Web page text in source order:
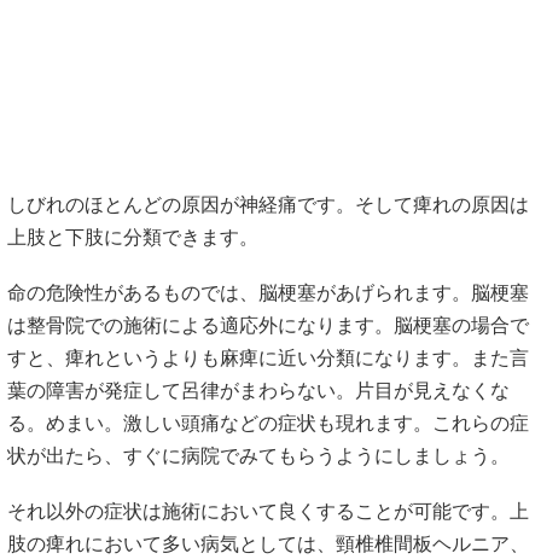
しびれのほとんどの原因が神経痛です。そして痺れの原因は
上肢と下肢に分類できます。
命の危険性があるものでは、脳梗塞があげられます。脳梗塞
は整骨院での施術による適応外になります。脳梗塞の場合で
すと、痺れというよりも麻痺に近い分類になります。また言
葉の障害が発症して呂律がまわらない。片目が見えなくな
る。めまい。激しい頭痛などの症状も現れます。これらの症
状が出たら、すぐに病院でみてもらうようにしましょう。
それ以外の症状は施術において良くすることが可能です。上
肢の痺れにおいて多い病気としては、頸椎椎間板ヘルニア、